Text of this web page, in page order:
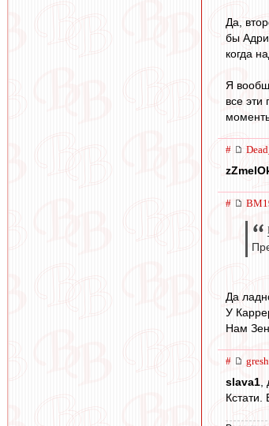
Да,
бы
когда
Я
все
#
#
Да
У
Нам
#
slava1